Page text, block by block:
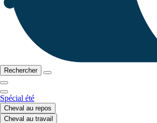
Rechercher
Spécial été
Cheval au repos
Cheval au travail